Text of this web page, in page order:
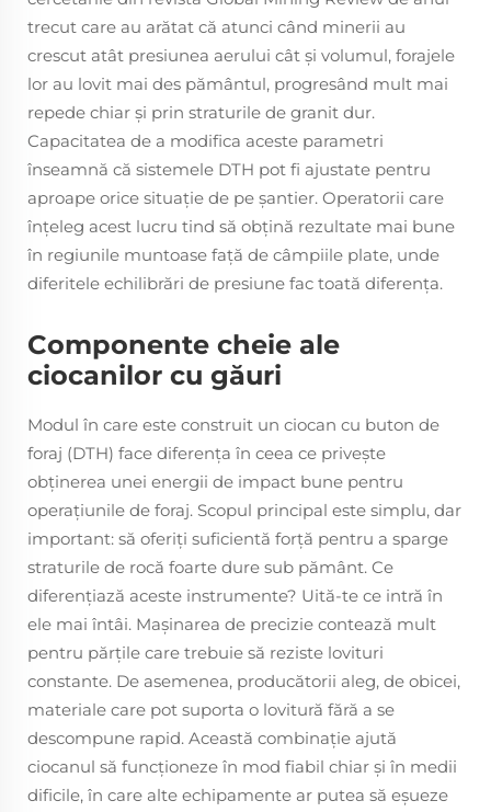
trecut care au arătat că atunci când minerii au
crescut atât presiunea aerului cât și volumul, forajele
lor au lovit mai des pământul, progresând mult mai
repede chiar și prin straturile de granit dur.
Capacitatea de a modifica aceste parametri
înseamnă că sistemele DTH pot fi ajustate pentru
aproape orice situație de pe șantier. Operatorii care
înțeleg acest lucru tind să obțină rezultate mai bune
în regiunile muntoase față de câmpiile plate, unde
diferitele echilibrări de presiune fac toată diferența.
Componente cheie ale
ciocanilor cu găuri
Modul în care este construit un ciocan cu buton de
foraj (DTH) face diferenţa în ceea ce priveşte
obţinerea unei energii de impact bune pentru
operaţiunile de foraj. Scopul principal este simplu, dar
important: să oferiţi suficientă forţă pentru a sparge
straturile de rocă foarte dure sub pământ. Ce
diferenţiază aceste instrumente? Uită-te ce intră în
ele mai întâi. Mașinarea de precizie contează mult
pentru părțile care trebuie să reziste lovituri
constante. De asemenea, producătorii aleg, de obicei,
materiale care pot suporta o lovitură fără a se
descompune rapid. Această combinaţie ajută
ciocanul să funcţioneze în mod fiabil chiar şi în medii
dificile, în care alte echipamente ar putea să eşueze